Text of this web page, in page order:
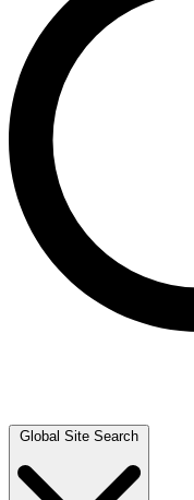
Global Site Search